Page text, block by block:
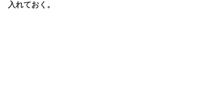
入れておく。